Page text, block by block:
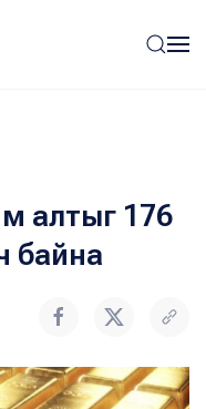
алтыг 176
байна